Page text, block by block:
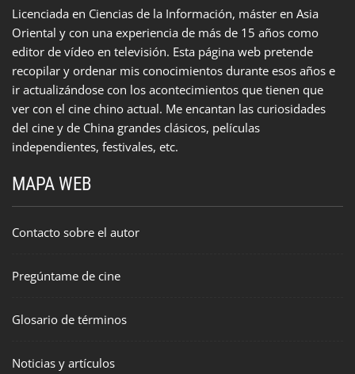
Licenciada en Ciencias de la Información, máster en Asia
Oriental y con una experiencia de más de 15 años como
editor de vídeo en televisión. Esta página web pretende
recopilar y ordenar mis conocimientos durante esos años e
ir actualizándose con los acontecimientos que tienen que
ver con el cine chino actual. Me encantan las curiosidades
del cine y de China grandes clásicos, películas
independientes, festivales, etc.
MAPA WEB
Contacto sobre el autor
Pregúntame de cine
Glosario de términos
Noticias y artículos